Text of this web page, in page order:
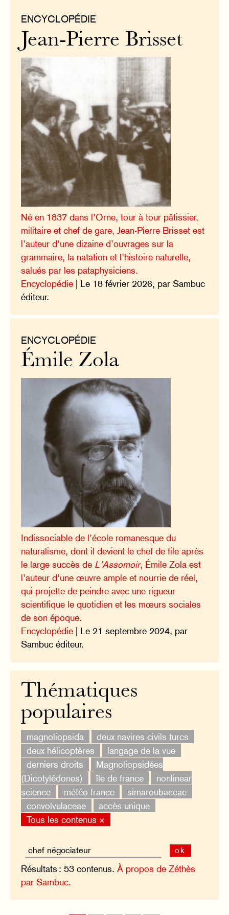
ENCYCLOPÉDIE
Jean-Pierre Brisset
Né en 1837 dans l’Orne, tour à tour pâtissier,
militaire et chef de gare, Jean-Pierre Brisset est
l’auteur d’une dizaine d’ouvrages sur la
grammaire, la natation et l’histoire naturelle,
salués par les pataphysiciens.
Encyclopédie | Le 18 février 2026, par Sambuc
éditeur.
ENCYCLOPÉDIE
Émile Zola
Indissociable de l’école romanesque du
naturalisme, dont il devient le chef de file après
le large succès de L’Assomoir, Émile Zola est
l’auteur d’une œuvre ample et nourrie de réel,
qui projette de peindre avec une rigueur
scientifique le quotidien et les mœurs sociales
de son époque.
Encyclopédie | Le 21 septembre 2024, par
Sambuc éditeur.
Thématiques
populaires
magnoliopsida
deux navires civils turcs
deux hélicoptères
langage de la vue
derniers droits
Magnoliopsidées
(Dicotylédones)
île de france
nonlinear
science
météo france
simaroubaceae
convolvulaceae
accès unique
Tous les contenus ×
ok
Résultats : 53 contenus.À propos de Zéthès
par Sambuc.